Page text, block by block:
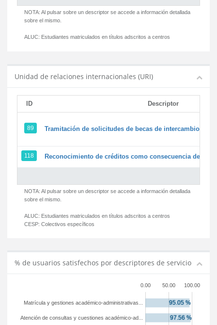
NOTA: Al pulsar sobre un descriptor se accede a información detallada
sobre el mismo.
ALUC: Estudiantes matriculados en títulos adscritos a centros
Unidad de relaciones internacionales (URI)
ID Descriptor
89 Tramitación de solicitudes de becas de intercambio
118 Reconocimiento de créditos como consecuencia de un
NOTA: Al pulsar sobre un descriptor se accede a información detallada
sobre el mismo.
ALUC: Estudiantes matriculados en títulos adscritos a centros
CESP: Colectivos específicos
% de usuarios satisfechos por descriptores de servicio
0.00 50.00 100.00
Atención de consultas y cuestiones académico-ad...
Matrícula y gestiones académico-administrativas...